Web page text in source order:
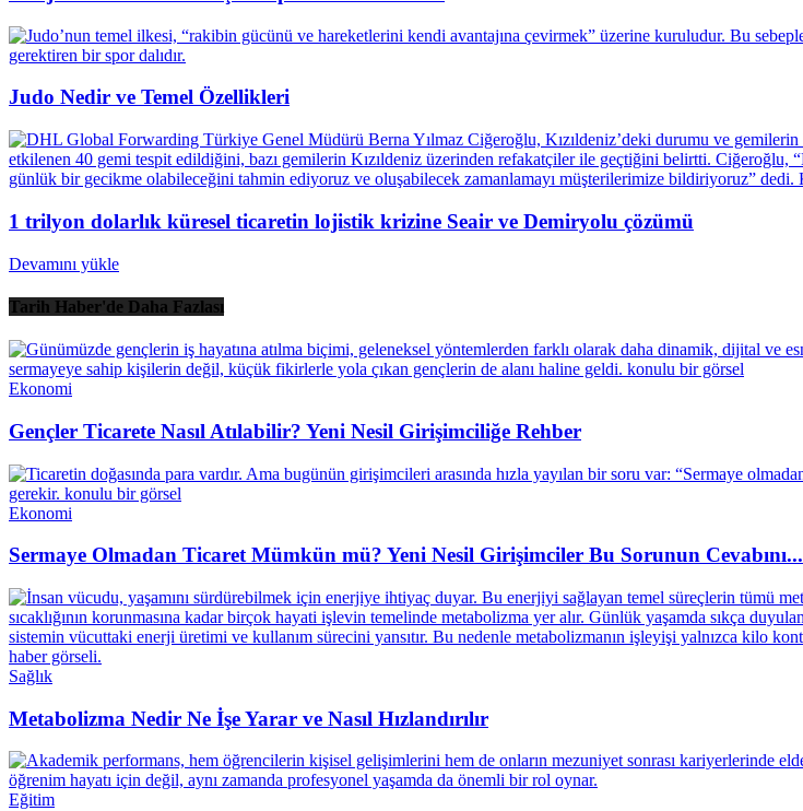
Judo Nedir ve Temel Özellikleri
1 trilyon dolarlık küresel ticaretin lojistik krizine Seair ve Demiryolu çözümü
Devamını yükle
Tarih Haber'de Daha Fazlası
Ekonomi
Gençler Ticarete Nasıl Atılabilir? Yeni Nesil Girişimciliğe Rehber
Ekonomi
Sermaye Olmadan Ticaret Mümkün mü? Yeni Nesil Girişimciler Bu Sorunun Cevabını...
Sağlık
Metabolizma Nedir Ne İşe Yarar ve Nasıl Hızlandırılır
Eğitim